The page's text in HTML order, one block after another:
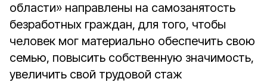
области» направлены на самозанятость
безработных граждан, для того, чтобы
человек мог материально обеспечить свою
семью, повысить собственную значимость,
увеличить свой трудовой стаж